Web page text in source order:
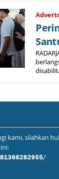
kami, silahkan